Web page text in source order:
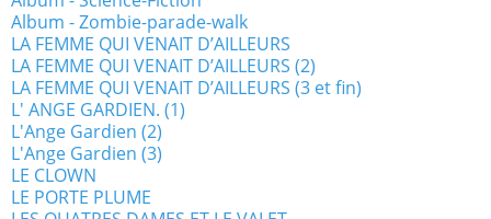
Album - Zombie-parade-walk
LA FEMME QUI VENAIT D’AILLEURS
LA FEMME QUI VENAIT D’AILLEURS (2)
LA FEMME QUI VENAIT D’AILLEURS (3 et fin)
L' ANGE GARDIEN. (1)
L'Ange Gardien (2)
L'Ange Gardien (3)
LE CLOWN
LE PORTE PLUME